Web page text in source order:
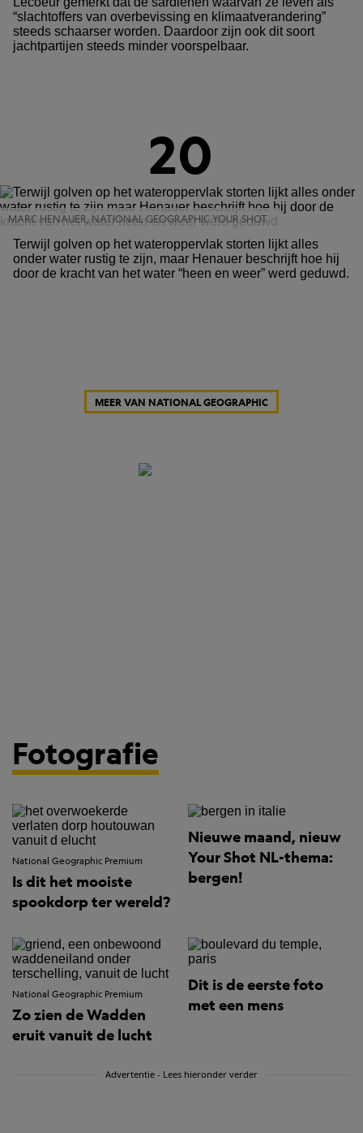
“slachtoffers van overbevissing en klimaatverandering”
steeds schaarser worden. Daardoor zijn ook dit soort
jachtpartijen steeds minder voorspelbaar.
20
MARC HENAUER, NATIONAL GEOGRAPHIC YOUR SHOT
Terwijl golven op het wateroppervlak storten lijkt alles
onder water rustig te zijn, maar Henauer beschrijft hoe hij
door de kracht van het water “heen en weer” werd geduwd.
MEER VAN NATIONAL GEOGRAPHIC
Fotografie
National Geographic Premium
Is dit het mooiste
spookdorp ter wereld?
Nieuwe maand, nieuw
Your Shot NL-thema:
bergen!
National Geographic Premium
Zo zien de Wadden
eruit vanuit de lucht
Dit is de eerste foto
met een mens
Advertentie - Lees hieronder verder